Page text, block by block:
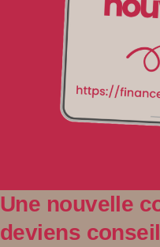
Une nouvelle
deviens